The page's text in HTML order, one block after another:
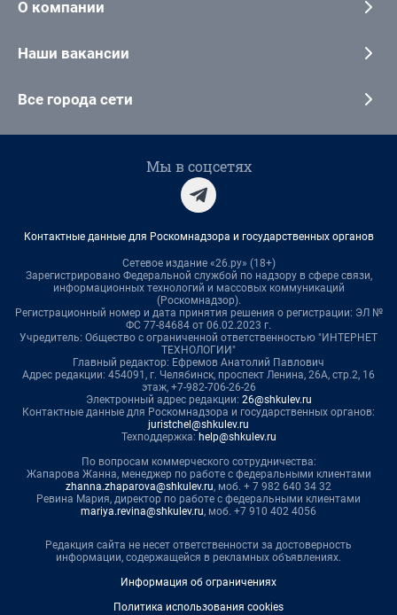
О компании
Наши вакансии
Все города сети
Мы в соцсетях
Контактные данные для Роскомнадзора и государственных органов
Сетевое издание «26.ру» (18+)
Зарегистрировано Федеральной службой по надзору в сфере связи,
информационных технологий и массовых коммуникаций
(Роскомнадзор).
Регистрационный номер и дата принятия решения о регистрации: ЭЛ №
ФС 77-84684 от 06.02.2023 г.
Учредитель: Общество с ограниченной ответственностью "ИНТЕРНЕТ
ТЕХНОЛОГИИ"
Главный редактор: Ефремов Анатолий Павлович
Адрес редакции: 454091, г. Челябинск, проспект Ленина, 26А, стр.2, 16
этаж, +7-982-706-26-26
Электронный адрес редакции: 26@shkulev.ru
Контактные данные для Роскомнадзора и государственных органов:
juristchel@shkulev.ru
Техподдержка: help@shkulev.ru
По вопросам коммерческого сотрудничества:
Жапарова Жанна, менеджер по работе с федеральными клиентами
zhanna.zhaparova@shkulev.ru, моб. + 7 982 640 34 32
Ревина Мария, директор по работе с федеральными клиентами
mariya.revina@shkulev.ru, моб. +7 910 402 4056
Редакция сайта не несет ответственности за достоверность
информации, содержащейся в рекламных объявлениях.
Информация об ограничениях
Политика использования cookies